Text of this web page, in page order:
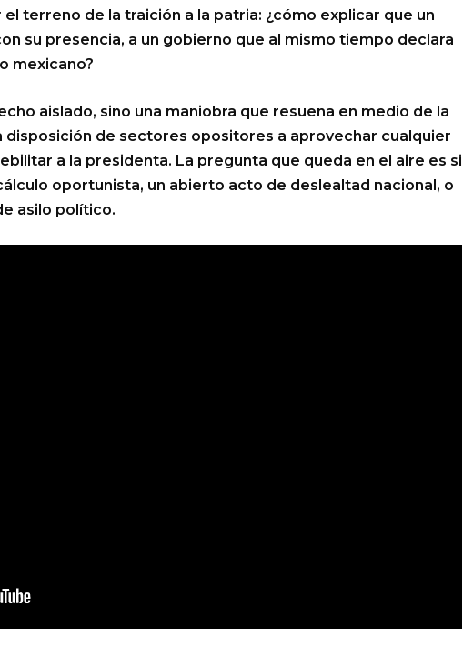
terreno de la traición a la patria: ¿cómo explicar que un
su presencia, a un gobierno que al mismo tiempo declara
mexicano?
aislado, sino una maniobra que resuena en medio de la
disposición de sectores opositores a aprovechar cualquier
a la presidenta. La pregunta que queda en el aire es si
oportunista, un abierto acto de deslealtad nacional, o
asilo político.